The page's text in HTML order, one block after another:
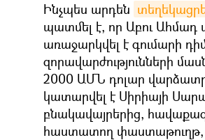
Ինչպես արդեն
պատմել է, որ Աբու Ահմադ
առաջարկվել է գումարի
զորավարժությունների
2000 ԱՄՆ դոլար
կատարվել է Սիրիայի
բնակավայրերից,
հաստատող փաստաթուղթ,